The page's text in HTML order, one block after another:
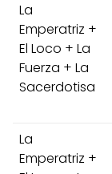
La
Emperatriz +
El Loco + La
Fuerza + La
Sacerdotisa
La
Emperatriz +